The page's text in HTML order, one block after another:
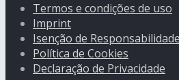
Termos e condições de uso
Imprint
Isenção de Responsabilidade
Política de Cookies
Declaração de Privacidade